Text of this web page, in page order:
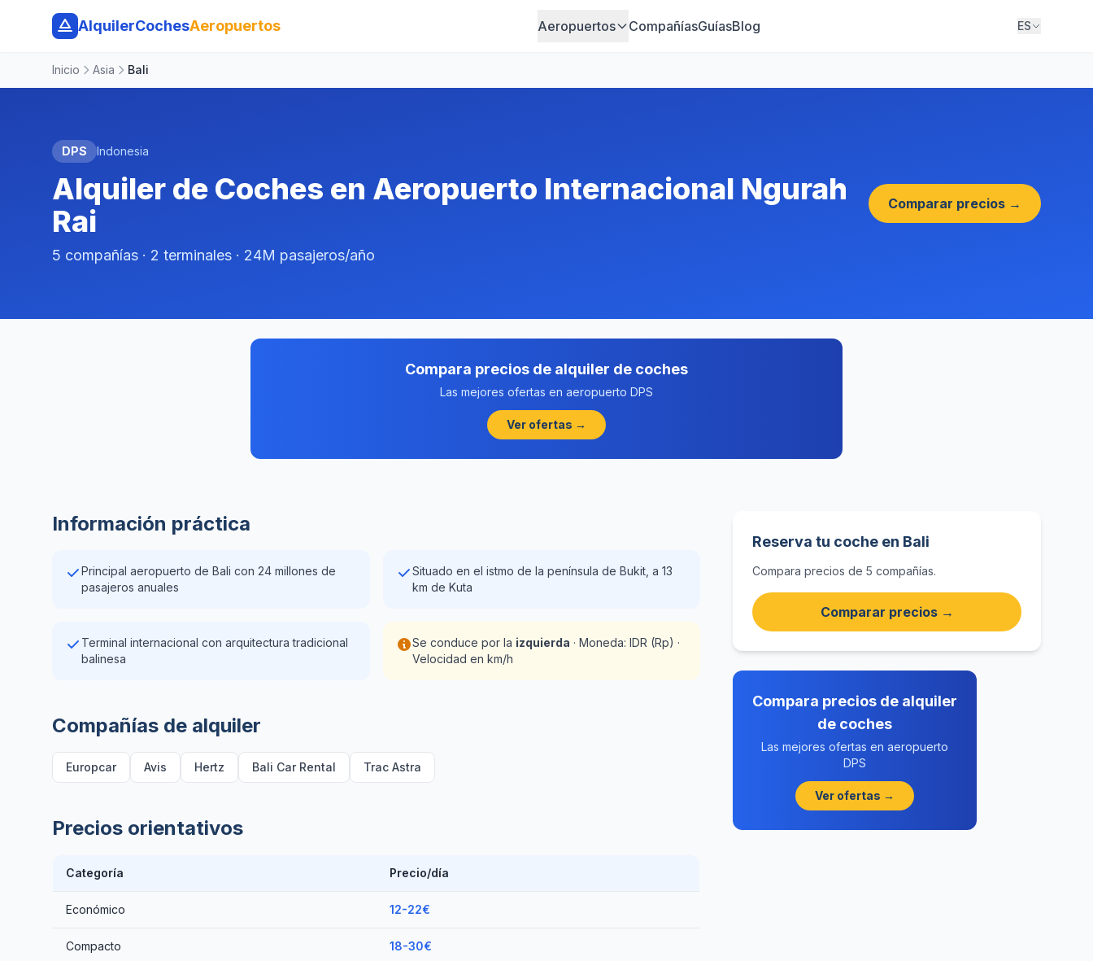
AlquilerCochesAeropuertos Aeropuertos CompañíasGuíasBlog ES
Inicio Asia Bali
DPS Indonesia
Alquiler de Coches en Aeropuerto Internacional Ngurah
Rai
5 compañías · 2 terminales · 24M pasajeros/año
Comparar precios →
Compara precios de alquiler de coches
Las mejores ofertas en aeropuerto DPS
Ver ofertas →
Información práctica
Principal aeropuerto de Bali con 24 millones de
pasajeros anuales
Situado en el istmo de la península de Bukit, a 13
km de Kuta
Terminal internacional con arquitectura tradicional
balinesa
Se conduce por la izquierda · Moneda: IDR (Rp) ·
Velocidad en km/h
Compañías de alquiler
Europcar Avis Hertz Bali Car Rental Trac Astra
Precios orientativos
Categoría Precio/día
Económico 12-22€
Compacto 18-30€
Reserva tu coche en Bali
Compara precios de 5 compañías.
Comparar precios →
Compara precios de alquiler
de coches
Las mejores ofertas en aeropuerto
DPS
Ver ofertas →